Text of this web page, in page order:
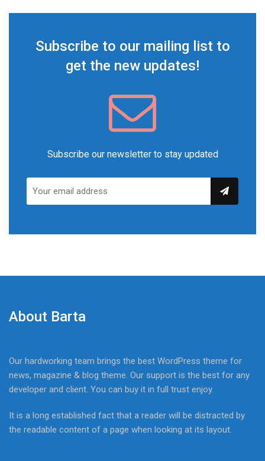
Subscribe to our mailing list to
get the new updates!
Subscribe our newsletter to stay updated
About Barta
Our hardworking team brings the best WordPress theme for
news, magazine & blog theme. Our support is the best for any
developer and client. You can buy it in full trust enjoy.
It is a long established fact that a reader will be distracted by
the readable content of a page when looking at its layout.